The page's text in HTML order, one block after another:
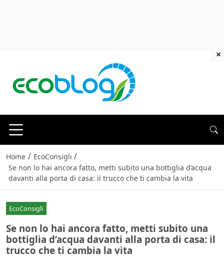
Home / EcoConsigli /
Se non lo hai ancora fatto, metti subito una bottiglia d’acqua
davanti alla porta di casa: il trucco che ti cambia la vita
EcoConsigli
Se non lo hai ancora fatto, metti subito una
bottiglia d’acqua davanti alla porta di casa: il
trucco che ti cambia la vita
×